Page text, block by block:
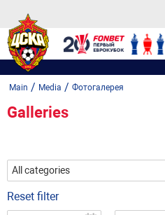
Main / Media / Фотогалерея
Galleries
All categories
Reset filter